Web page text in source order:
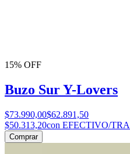
15% OFF
Buzo Sur Y-Lovers
$73.990,00$62.891,50
$50.313,20con EFECTIVO/
Comprar